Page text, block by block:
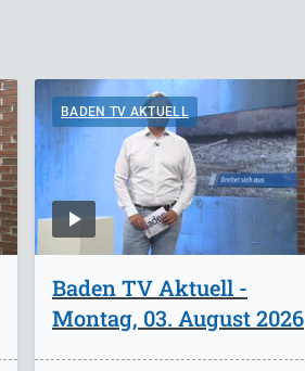
BADEN TV AKTUELL
Baden TV Aktuell -
Montag, 03. August 2026